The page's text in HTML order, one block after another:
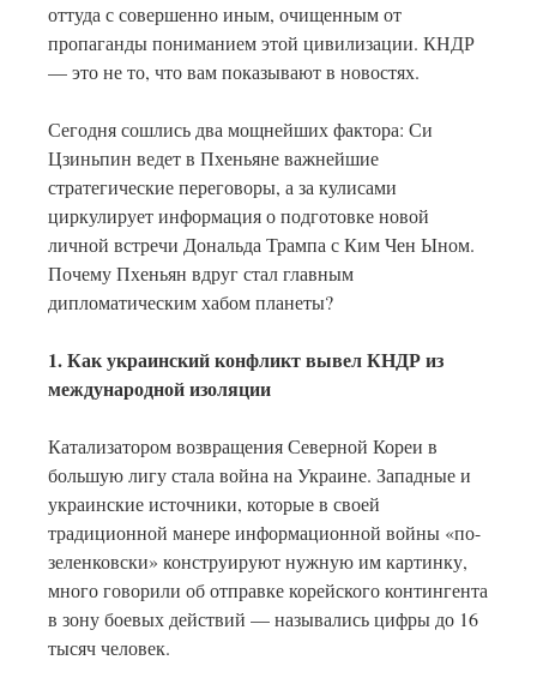
оттуда с совершенно иным, очищенным от
пропаганды пониманием этой цивилизации. КНДР
— это не то, что вам показывают в новостях.
Сегодня сошлись два мощнейших фактора: Си
Цзиньпин ведет в Пхеньяне важнейшие
стратегические переговоры, а за кулисами
циркулирует информация о подготовке новой
личной встречи Дональда Трампа с Ким Чен Ыном.
Почему Пхеньян вдруг стал главным
дипломатическим хабом планеты?
1. Как украинский конфликт вывел КНДР из
международной изоляции
Катализатором возвращения Северной Кореи в
большую лигу стала война на Украине. Западные и
украинские источники, которые в своей
традиционной манере информационной войны «по-
зеленковски» конструируют нужную им картинку,
много говорили об отправке корейского контингента
в зону боевых действий — назывались цифры до 16
тысяч человек.